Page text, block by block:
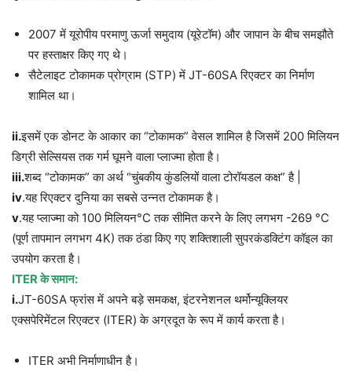
2007 में यूरोपीय परमाणु ऊर्जा समुदाय (यूरेटॉम) और जापान के बीच समझौते
पर हस्ताक्षर किए गए थे।
सैटेलाइट टोकामक प्रोग्राम (STP) में JT-60SA रिएक्टर का निर्माण
शामिल था।
ii.इसमें एक डोनट के आकार का “टोकामक” वेसल शामिल है जिसमें 200 मिलियन
डिग्री सेल्सियस तक गर्म घूमने वाला प्लाज्मा होता है।
iii.शब्द “टोकामक” का अर्थ “चुंबकीय कुंडलियों वाला टोरॉयडल कक्ष” है |
iv.यह रिएक्टर दुनिया का सबसे उन्नत टोकामक है।
v.यह प्लाज्मा को 100 मिलियन°C तक सीमित करने के लिए लगभग -269 °C
(पूर्ण तापमान लगभग 4K) तक ठंडा किए गए शक्तिशाली सुपरकंडक्टिंग कॉइल का
उपयोग करता है।
ITERके समान:
i.JT-60SA फ्रांस में अपने बड़े समकक्ष, इंटरनेशनल थर्मोन्यूक्लियर
एक्सपेरिमेंटल रिएक्टर (ITER) के अग्रदूत के रूप में कार्य करता है।
ITER अभी निर्माणाधीन है।